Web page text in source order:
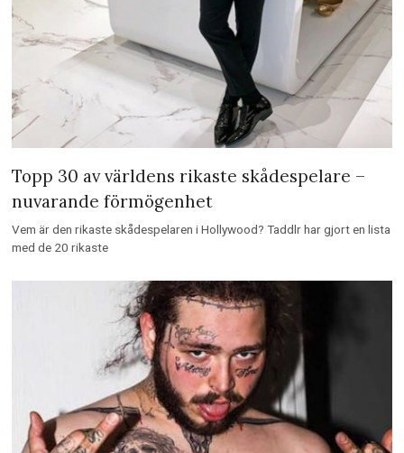
Topp 30 av världens rikaste skådespelare –
nuvarande förmögenhet
Vem är den rikaste skådespelaren i Hollywood? Taddlr har gjort en lista
med de 20 rikaste